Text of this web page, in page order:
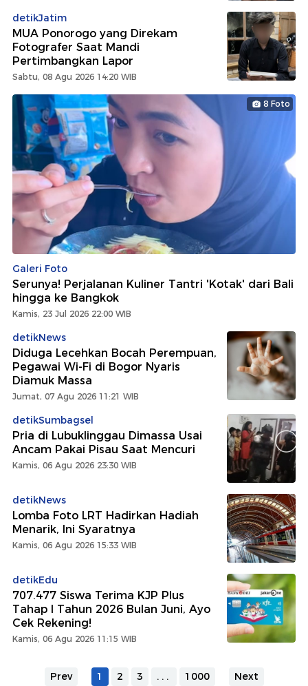
detikJatim
MUA Ponorogo yang Direkam
Fotografer Saat Mandi
Pertimbangkan Lapor
Sabtu, 08 Agu 2026 14:20 WIB
8 Foto
Galeri Foto
Serunya! Perjalanan Kuliner Tantri 'Kotak' dari Bali
hingga ke Bangkok
Kamis, 23 Jul 2026 22:00 WIB
detikNews
Diduga Lecehkan Bocah Perempuan,
Pegawai Wi-Fi di Bogor Nyaris
Diamuk Massa
Jumat, 07 Agu 2026 11:21 WIB
detikSumbagsel
Pria di Lubuklinggau Dimassa Usai
Ancam Pakai Pisau Saat Mencuri
Kamis, 06 Agu 2026 23:30 WIB
detikNews
Lomba Foto LRT Hadirkan Hadiah
Menarik, Ini Syaratnya
Kamis, 06 Agu 2026 15:33 WIB
detikEdu
707.477 Siswa Terima KJP Plus
Tahap I Tahun 2026 Bulan Juni, Ayo
Cek Rekening!
Kamis, 06 Agu 2026 11:15 WIB
Prev 1 2 3 ... 1000 Next